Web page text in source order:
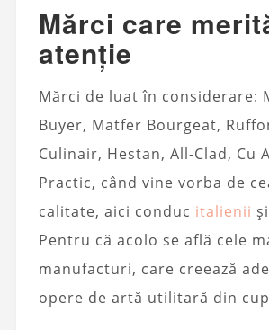
Mărci care
atenție
Mărci de luat în considerare:
Buyer, Matfer Bourgeat,
Culinair, Hestan, All-Clad, Cu
Practic, când vine vorba de
calitate, aici conduc italienii
Pentru că acolo se află cele
manufacturi, care creează
opere de artă utilitară din